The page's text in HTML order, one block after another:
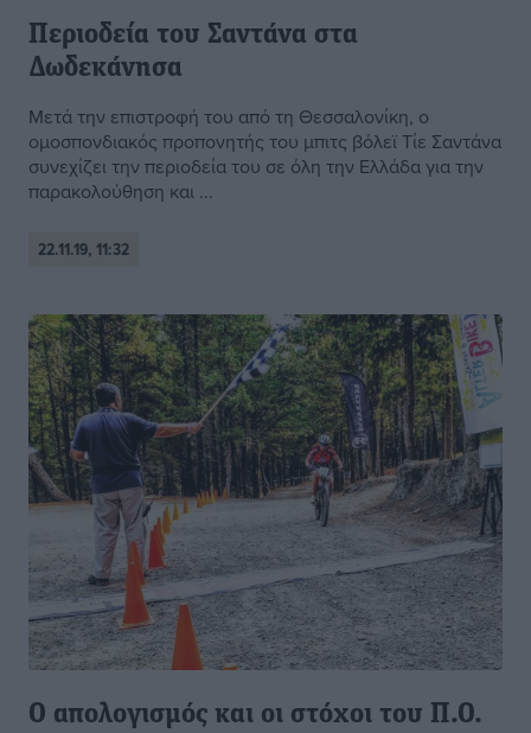
Περιοδεία του Σαντάνα στα
Δωδεκάνησα
Μετά την επιστροφή του από τη Θεσσαλονίκη, ο
ομοσπονδιακός προπονητής του μπιτς βόλεϊ Τίε Σαντάνα
συνεχίζει την περιοδεία του σε όλη την Ελλάδα για την
παρακολούθηση και ...
22.11.19, 11:32
Ο απολογισμός και οι στόχοι του Π.Ο.